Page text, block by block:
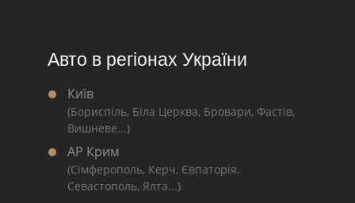
Авто в регіонах України
Київ
(Бориспіль, Біла Церква, Бровари, Фастів,
Вишневе...)
АР Крим
(Сімферополь, Керч, Євпаторія,
Севастополь, Ялта...)